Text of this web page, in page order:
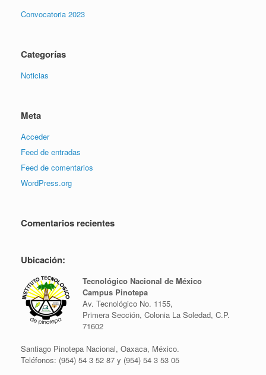
Convocatoria 2023
Categorías
Noticias
Meta
Acceder
Feed de entradas
Feed de comentarios
WordPress.org
Comentarios recientes
Ubicación:
Tecnológico Nacional de México
Campus Pinotepa
Av. Tecnológico No. 1155,
Primera Sección, Colonia La Soledad, C.P.
71602
Santiago Pinotepa Nacional, Oaxaca, México.
Teléfonos: (954) 54 3 52 87 y (954) 54 3 53 05